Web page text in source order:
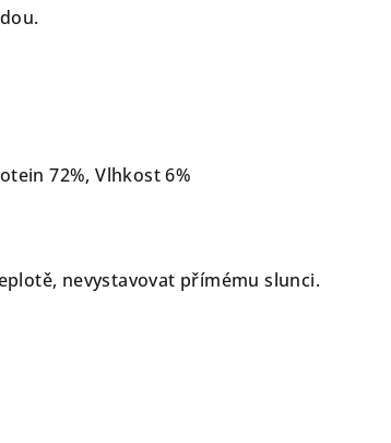
72%, Vlhkost 6%
nevystavovat přímému slunci.